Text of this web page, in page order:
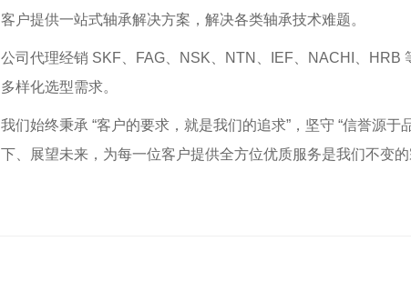
客户提供一站式轴承解决方案，解决各类轴承技术难题。
公司代理经销 SKF、FAG、NSK、NTN、IEF、NACHI、HRB
多样化选型需求。
我们始终秉承 “客户的要求，就是我们的追求”，坚守 “信誉源
下、展望未来，为每一位客户提供全方位优质服务是我们不变